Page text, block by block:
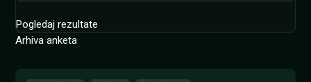
Pogledaj rezultate
Arhiva anketa